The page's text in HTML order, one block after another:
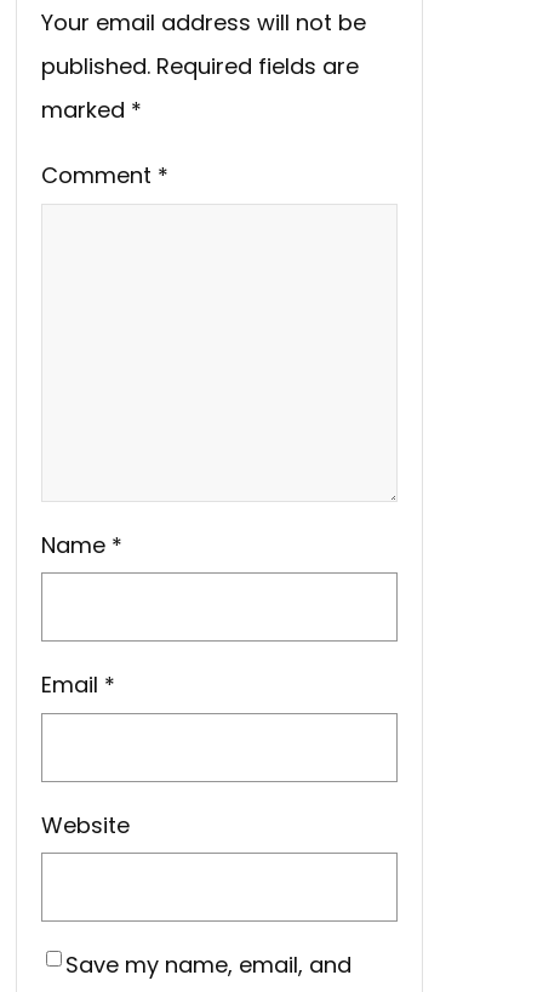
Your email address will not be
published. Required fields are
marked *
Comment *
Name *
Email *
Website
Save my name, email, and